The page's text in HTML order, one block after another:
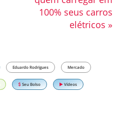
100% seus carros
elétricos »
Eduardo Rodrigues Mercado
Seu Bolso Vídeos